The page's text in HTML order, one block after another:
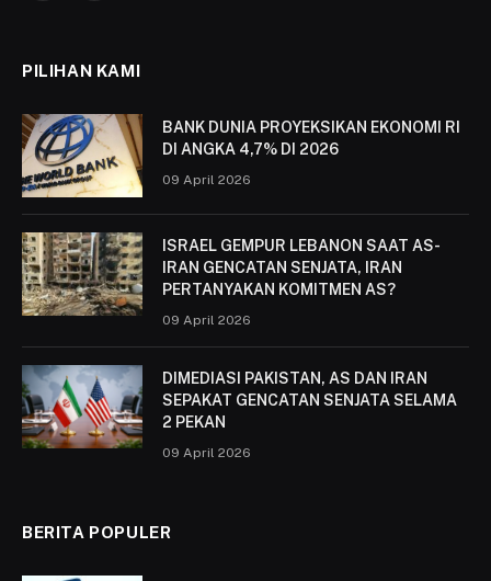
PILIHAN KAMI
BANK DUNIA PROYEKSIKAN EKONOMI RI
DI ANGKA 4,7% DI 2026
09 April 2026
ISRAEL GEMPUR LEBANON SAAT AS-
IRAN GENCATAN SENJATA, IRAN
PERTANYAKAN KOMITMEN AS?
09 April 2026
DIMEDIASI PAKISTAN, AS DAN IRAN
SEPAKAT GENCATAN SENJATA SELAMA
2 PEKAN
09 April 2026
BERITA POPULER